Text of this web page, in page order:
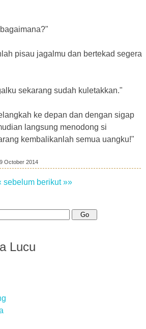
pisau jagalmu dan bertekad segera
sekarang sudah kuletakkan."
ke depan dan dengan sigap
langsung menodong si
kembalikanlah semua uangku!"
October 2014
sebelum berikut »»
Lucu